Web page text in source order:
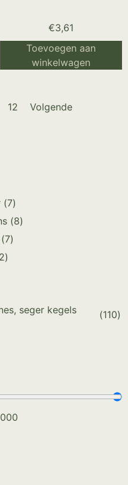
(7)
(8)
(7)
)
seger kegels
(110)
€3,61
Toevoegen aan
winkelwagen
12 Volgende